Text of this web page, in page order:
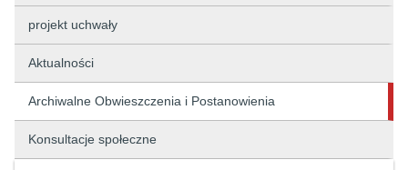
projekt uchwały
Aktualności
Archiwalne Obwieszczenia i Postanowienia
Konsultacje społeczne